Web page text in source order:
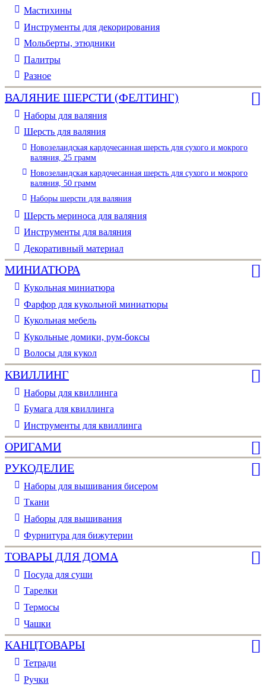
Мастихины
Инструменты для декорирования
Мольберты, этюдники
Палитры
Разное
ВАЛЯНИЕ ШЕРСТИ (ФЕЛТИНГ)
Наборы для валяния
Шерсть для валяния
Новозеландская кардочесанная шерсть для сухого и мокрого
валяния, 25 грамм
Новозеландская кардочесанная шерсть для сухого и мокрого
валяния, 50 грамм
Наборы шерсти для валяния
Шерсть мериноса для валяния
Инструменты для валяния
Декоративный материал
МИНИАТЮРА
Кукольная миниатюра
Фарфор для кукольной миниатюры
Кукольная мебель
Кукольные домики, рум-боксы
Волосы для кукол
КВИЛЛИНГ
Наборы для квиллинга
Бумага для квиллинга
Инструменты для квиллинга
ОРИГАМИ
РУКОДЕЛИЕ
Наборы для вышивания бисером
Ткани
Наборы для вышивания
Фурнитура для бижутерии
ТОВАРЫ ДЛЯ ДОМА
Посуда для суши
Тарелки
Термосы
Чашки
КАНЦТОВАРЫ
Тетради
Ручки